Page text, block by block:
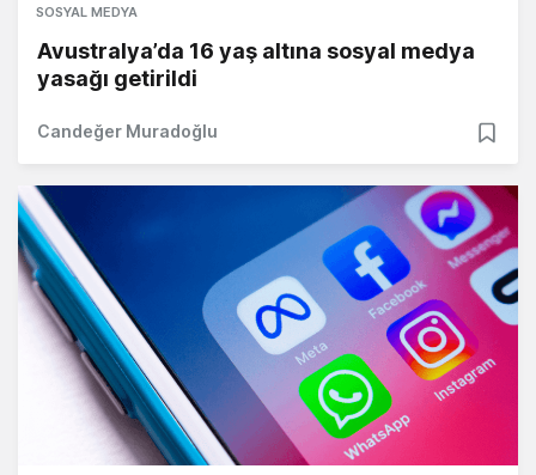
SOSYAL MEDYA
Avustralya’da 16 yaş altına sosyal medya
yasağı getirildi
Candeğer Muradoğlu